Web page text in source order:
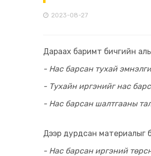
2023-08-27
Дараах баримт бичгийн аль
- Нас барсан тухай
- Тухайн иргэнийг нас
- Нас барсан шалтгааны
Дээр дурдсан материалыг
- Нас барсан иргэний